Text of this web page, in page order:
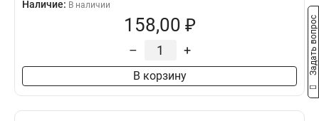
Наличие: В наличии
158,00 ₽
– +
В корзину Задать вопрос